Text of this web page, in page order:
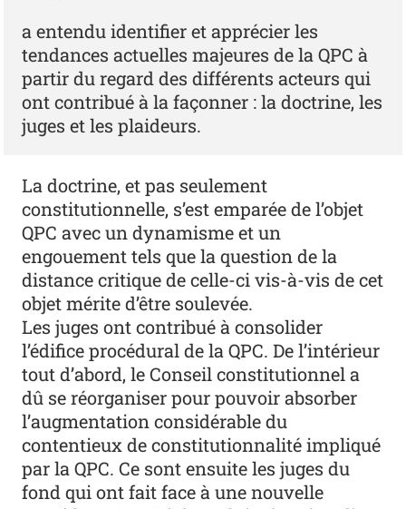
a entendu identifier et apprécier les
tendances actuelles majeures de la QPC à
partir du regard des différents acteurs qui
ont contribué à la façonner : la doctrine, les
juges et les plaideurs.
La doctrine, et pas seulement
constitutionnelle, s’est emparée de l’objet
QPC avec un dynamisme et un
engouement tels que la question de la
distance critique de celle-ci vis-à-vis de cet
objet mérite d’être soulevée.
Les juges ont contribué à consolider
l’édifice procédural de la QPC. De l’intérieur
tout d’abord, le Conseil constitutionnel a
dû se réorganiser pour pouvoir absorber
l’augmentation considérable du
contentieux de constitutionnalité impliqué
par la QPC. Ce sont ensuite les juges du
fond qui ont fait face à une nouvelle